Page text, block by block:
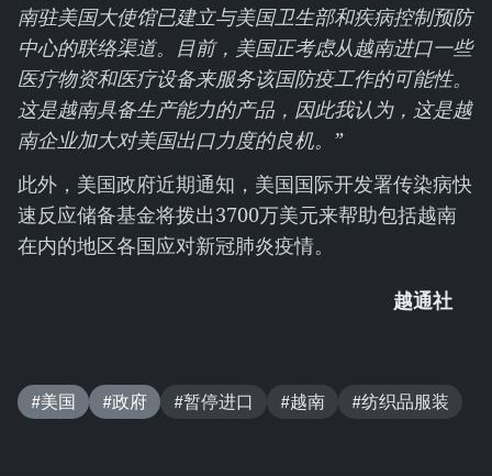
南驻美国大使馆已建立与美国卫生部和疾病控制预防
中心的联络渠道。 目前，美国正考虑从越南进口一些
医疗物资和医疗设备来服务该国防疫工作的可能性。
这是越南具备生产能力的产品，因此我认为，这是越
南企业加大对美国出口力度的良机。”
此外，美国政府近期通知，美国国际开发署传染病快
速反应储备基金将拨出3700万美元来帮助包括越南
在内的地区各国应对新冠肺炎疫情。
越通社
#美国 #政府 #暂停进口 #越南 #纺织品服装